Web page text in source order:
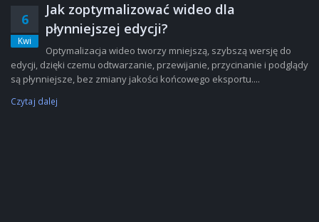
6
Kwi
Jak zoptymalizować wideo dla
płynniejszej edycji?
Optymalizacja wideo tworzy mniejszą, szybszą wersję do
edycji, dzięki czemu odtwarzanie, przewijanie, przycinanie i podglądy
są płynniejsze, bez zmiany jakości końcowego eksportu....
Czytaj dalej